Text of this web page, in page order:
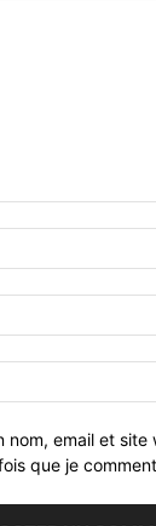
nom, email et
que je